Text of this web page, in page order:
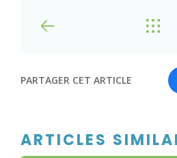
PARTAGER CET ARTICLE
ARTICLES